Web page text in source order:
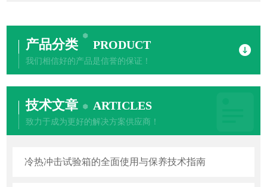
产品分类 PRODUCT
我们相信好的产品是信誉的保证！
技术文章 ARTICLES
致力于成为更好的解决方案供应商！
冷热冲击试验箱的全面使用与保养技术指南